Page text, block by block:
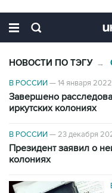
НОВОСТИ ПО ТЭГУ →
В РОССИИ—14 января
Завершено
иркутских колониях
В РОССИИ—23 декабря
Президент заявил о
колониях